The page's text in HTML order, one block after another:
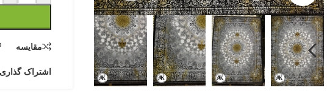
مقایسه
اشتراک